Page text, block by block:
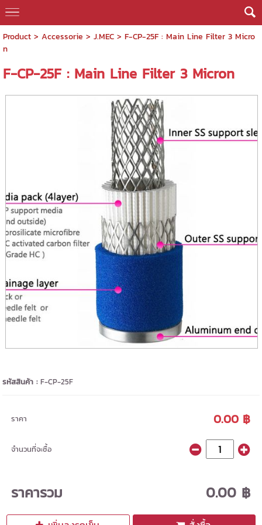
Product> Accessorie > J.MEC> F-CP-25F : Main Line Filter 3 Micro
n
F-CP-25F : Main Line Filter 3 Micron
รหัสสินค้า :F-CP-25F
ราคา 0.00 ฿
จำนวนที่จะซื้อ
ราคารวม 0.00 ฿